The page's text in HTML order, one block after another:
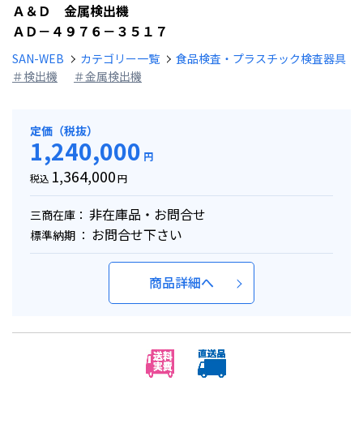
Ａ＆Ｄ 金属検出機
ＡＤ－４９７６－３５１７
SAN-WEB カテゴリー一覧
食品検査・プラスチック検査器具
＃検出機
＃金属検出機
定価（税抜）
1,240,000 円
税込 1,364,000円
三商在庫： 非在庫品・お問合せ
標準納期 ： お問合せ下さい
商品詳細へ